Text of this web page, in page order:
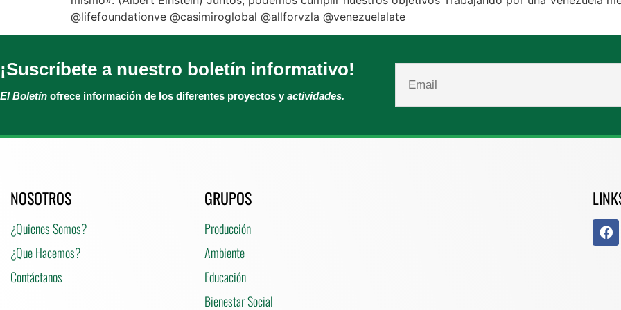
@lifefoundationve @casimiroglobal @allforvzla @venezuelalate
¡Suscríbete a nuestro boletín informativo!
El Boletín ofrece información de los diferentes proyectos y actividades.
NOSOTROS
¿Quienes Somos?
¿Que Hacemos?
Contáctanos
GRUPOS
Producción
Ambiente
Educación
Bienestar Social